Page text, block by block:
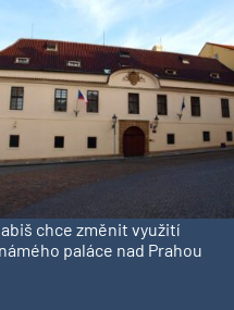
chce změnit využití
paláce nad Prahou